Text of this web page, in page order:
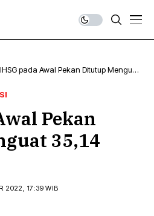
IHSG pada Awal Pekan Ditutup Menguat
Pekan
35,14
2022, 17:39 WIB